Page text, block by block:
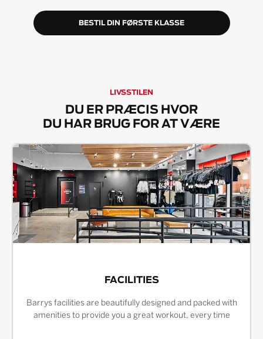
BESTIL DIN FØRSTE KLASSE
LIVSSTILEN
DU ER PRÆCIS HVOR
DU HAR BRUG FOR AT VÆRE
FACILITIES
Barrys facilities are beautifully designed and packed with
amenities to provide you a great workout, every time